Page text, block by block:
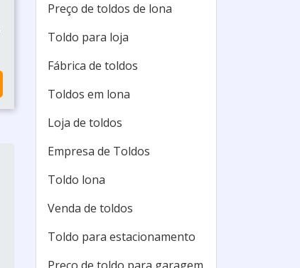
Preço de toldos de lona
Toldo para loja
Fábrica de toldos
Toldos em lona
Loja de toldos
Empresa de Toldos
Toldo lona
Venda de toldos
Toldo para estacionamento